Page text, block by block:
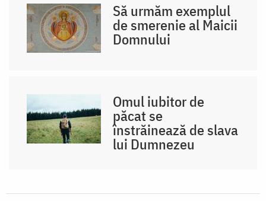
Să urmăm exemplul
de smerenie al Maicii
Domnului
Omul iubitor de
păcat se
înstrăinează de slava
lui Dumnezeu